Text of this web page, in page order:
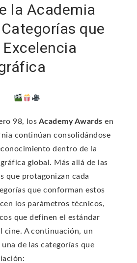
la Academia
que
98, los Academy Awards en
continúan consolidándose
dentro de la
global. Más allá de las
que protagonizan cada
que conforman estos
los parámetros técnicos,
que definen el estándar
cine. A continuación, un
de las categorías que